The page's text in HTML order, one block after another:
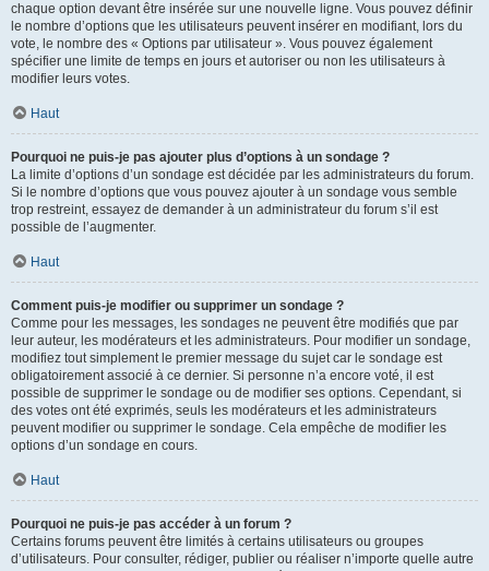
chaque option devant être insérée sur une nouvelle ligne. Vous pouvez définir
le nombre d’options que les utilisateurs peuvent insérer en modifiant, lors du
vote, le nombre des « Options par utilisateur ». Vous pouvez également
spécifier une limite de temps en jours et autoriser ou non les utilisateurs à
modifier leurs votes.
Haut
Pourquoi ne puis-je pas ajouter plus d’options à un sondage ?
La limite d’options d’un sondage est décidée par les administrateurs du forum.
Si le nombre d’options que vous pouvez ajouter à un sondage vous semble
trop restreint, essayez de demander à un administrateur du forum s’il est
possible de l’augmenter.
Haut
Comment puis-je modifier ou supprimer un sondage ?
Comme pour les messages, les sondages ne peuvent être modifiés que par
leur auteur, les modérateurs et les administrateurs. Pour modifier un sondage,
modifiez tout simplement le premier message du sujet car le sondage est
obligatoirement associé à ce dernier. Si personne n’a encore voté, il est
possible de supprimer le sondage ou de modifier ses options. Cependant, si
des votes ont été exprimés, seuls les modérateurs et les administrateurs
peuvent modifier ou supprimer le sondage. Cela empêche de modifier les
options d’un sondage en cours.
Haut
Pourquoi ne puis-je pas accéder à un forum ?
Certains forums peuvent être limités à certains utilisateurs ou groupes
d’utilisateurs. Pour consulter, rédiger, publier ou réaliser n’importe quelle autre